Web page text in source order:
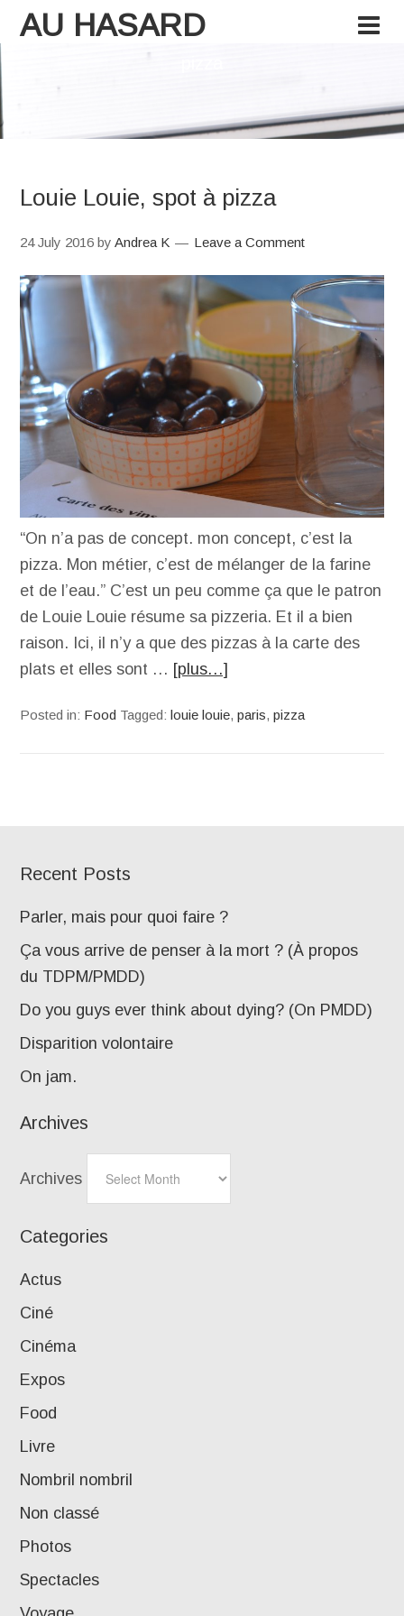
AU HASARD
Louie Louie, spot à pizza
24 July 2016 byAndrea K Leave a Comment
“On n’a pas de concept. mon concept, c’est la
pizza. Mon métier, c’est de mélanger de la farine
et de l’eau.” C’est un peu comme ça que le patron
de Louie Louie résume sa pizzeria. Et il a bien
raison. Ici, il n’y a que des pizzas à la carte des
plats et elles sont … [plus…]
Posted in: Food Tagged:louie louie,paris,pizza
Recent Posts
Parler, mais pour quoi faire ?
Ça vous arrive de penser à la mort ? (À propos
du TDPM/PMDD)
Do you guys ever think about dying? (On PMDD)
Disparition volontaire
On jam.
Archives
Archives
Categories
Actus
Ciné
Cinéma
Expos
Food
Livre
Nombril nombril
Non classé
Photos
Spectacles